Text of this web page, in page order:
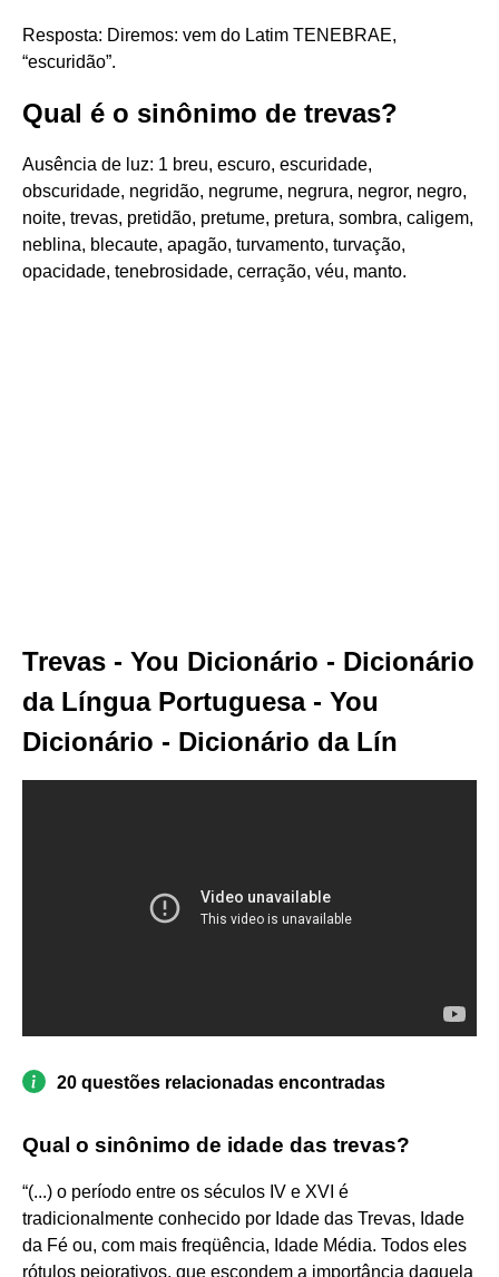
Resposta: Diremos: vem do Latim TENEBRAE,
“escuridão”.
Qual é o sinônimo de trevas?
Ausência de luz: 1 breu, escuro, escuridade,
obscuridade, negridão, negrume, negrura, negror, negro,
noite, trevas, pretidão, pretume, pretura, sombra, caligem,
neblina, blecaute, apagão, turvamento, turvação,
opacidade, tenebrosidade, cerração, véu, manto.
Trevas - You Dicionário - Dicionário
da Língua Portuguesa - You
Dicionário - Dicionário da Lín
20 questões relacionadas encontradas
Qual o sinônimo de idade das trevas?
“(...) o período entre os séculos IV e XVI é
tradicionalmente conhecido por Idade das Trevas, Idade
da Fé ou, com mais freqüência, Idade Média. Todos eles
rótulos pejorativos, que escondem a importância daquela